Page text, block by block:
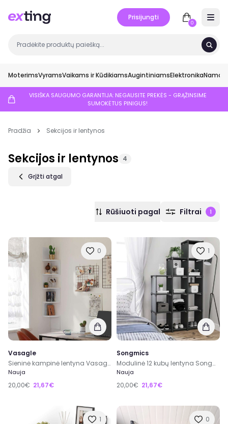
Prisijungti
0
MoterimsVyramsVaikams ir KūdikiamsAugintiniamsElektronikaNamai
VISIŠKA SAUGUMO GARANTIJA: NEGAUSITE PREKĖS - GRĄŽINSIME
SUMOKĖTUS PINIGUS!
Pradžia Sekcijos ir lentynos
Sekcijos ir lentynos 4
Grįžti atgal
Rūšiuoti pagal Filtrai 1
0
Vasagle
Sieninė kampinė lentyna Vasagle
Nauja
20,00€ 21,67€
1
Songmics
Modulinė 12 kubų lentyna Songmics
Nauja
20,00€ 21,67€
1 0